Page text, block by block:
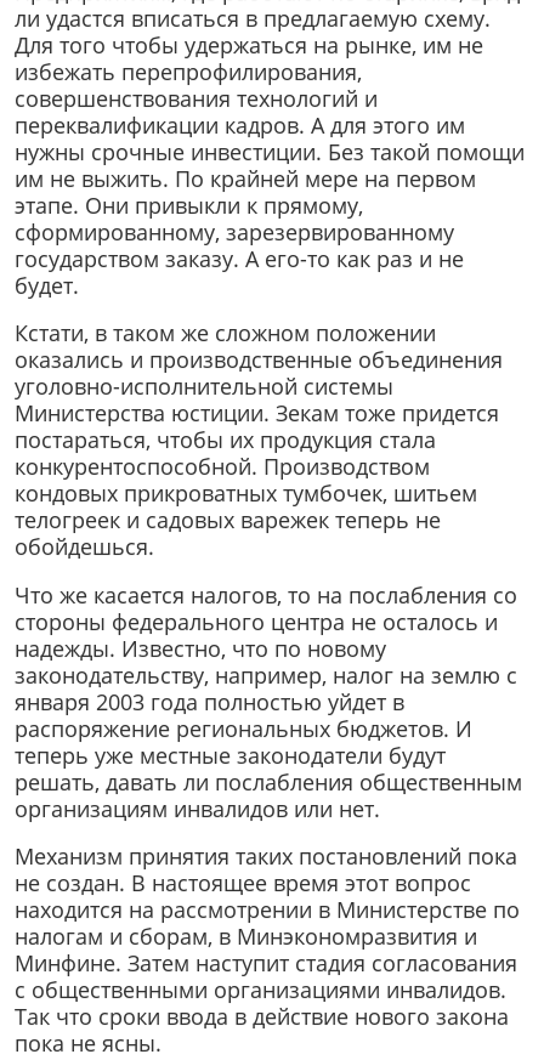
ли удастся вписаться в предлагаемую схему.
Для того чтобы удержаться на рынке, им не
избежать перепрофилирования,
совершенствования технологий и
переквалификации кадров. А для этого им
нужны срочные инвестиции. Без такой помощи
им не выжить. По крайней мере на первом
этапе. Они привыкли к прямому,
сформированному, зарезервированному
государством заказу. А его-то как раз и не
будет.
Кстати, в таком же сложном положении
оказались и производственные объединения
уголовно-исполнительной системы
Министерства юстиции. Зекам тоже придется
постараться, чтобы их продукция стала
конкурентоспособной. Производством
кондовых прикроватных тумбочек, шитьем
телогреек и садовых варежек теперь не
обойдешься.
Что же касается налогов, то на послабления со
стороны федерального центра не осталось и
надежды. Известно, что по новому
законодательству, например, налог на землю с
января 2003 года полностью уйдет в
распоряжение региональных бюджетов. И
теперь уже местные законодатели будут
решать, давать ли послабления общественным
организациям инвалидов или нет.
Механизм принятия таких постановлений пока
не создан. В настоящее время этот вопрос
находится на рассмотрении в Министерстве по
налогам и сборам, в Минэкономразвития и
Минфине. Затем наступит стадия согласования
с общественными организациями инвалидов.
Так что сроки ввода в действие нового закона
пока не ясны.